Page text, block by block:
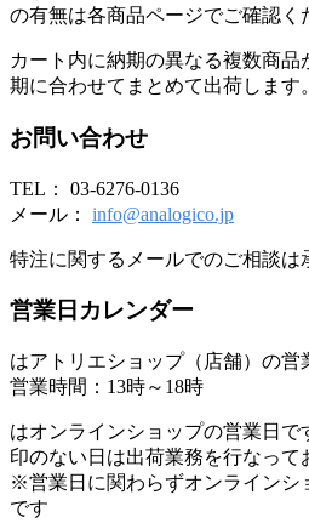
の有無は各商品ページでご確認く
カート内に納期の異なる複数商
期に合わせてまとめて出荷します。
お問い合わせ
TEL： 03-6276-0136
メール： info@analogico.jp
特注に関するメールでのご相談は
営業日カレンダー
はアトリエショップ（店舗）の営
営業時間：13時～18時
はオンラインショップの営業日で
印のない日は出荷業務を行なって
※営業日に関わらずオンラインシ
です